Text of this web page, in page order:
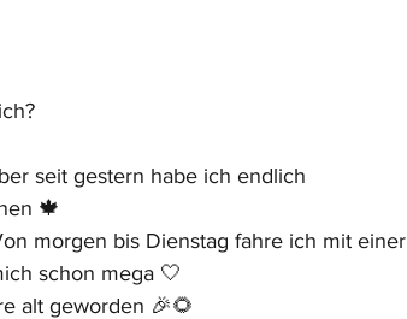
seit gestern habe ich endlich
🍁
morgen bis Dienstag fahre ich mit einer
schon mega 🤍
alt geworden 🎉🌻